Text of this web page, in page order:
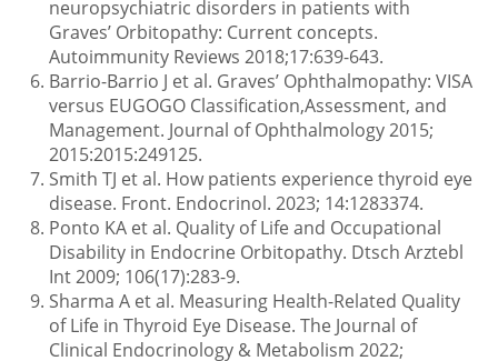
Guarda il meccanismo fisiopatologico
della TED
Play
Visione
offuscata
Secchezza
e
sensazione
di sabbia
negli occhi
Fotofobia
Iper-
lacrimazione
Infiammazione e congestione dei tessuti molli
periorbitari
45%28% 23% 16
Inoltre, molti pazienti soffrono di un significativo
globo oculare.11
CLASSIFICAZIONE DELLA TED
SECONDO SEVERITÀ
Documento di Consenso ATA-ETA sulla
TED11
neuropsychiatric disorders in patients with
Graves’ Orbitopathy: Current concepts.
Autoimmunity Reviews 2018;17:639-643.
Barrio-Barrio J et al. Graves’ Ophthalmopathy: VISA
versus EUGOGO Classification,Assessment, and
Management. Journal of Ophthalmology 2015;
2015:2015:249125.
Smith TJ et al. How patients experience thyroid eye
disease. Front. Endocrinol. 2023; 14:1283374.
Ponto KA et al. Quality of Life and Occupational
Disability in Endocrine Orbitopathy. Dtsch Arztebl
Int 2009; 106(17):283-9.
Sharma A et al. Measuring Health-Related Quality
of Life in Thyroid Eye Disease. The Journal of
Clinical Endocrinology & Metabolism 2022;